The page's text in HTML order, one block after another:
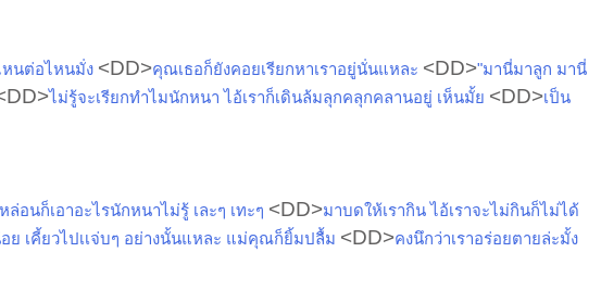
หนต่อไหนมั่ง <DD>คุณเธอก็ยังคอยเรียกหาเราอยู่นั่นแหละ <DD>"มานี่มาลูก มานี่
ไม่รู้จะเรียกทำไมนักหนา ไอ้เราก็เดินล้มลุกคลุกคลานอยู่ เห็นมั้ย <DD>เป็น
อนก็เอาอะไรนักหนาไม่รู้ เละๆ เทะๆ <DD>มาบดให้เรากิน ไอ้เราจะไม่กินก็ไม่ได้
ย เคี้ยวไปเเจ่บๆ อย่างนั้นแหละ แม่คุณก็ยิ้มปลื้ม <DD>คงนึกว่าเราอร่อยตายล่ะมั้ง